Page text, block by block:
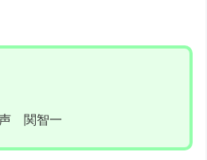
声 関智一